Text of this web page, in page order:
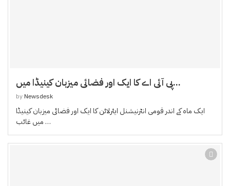
پی آئی اے کا ایک اور فضائی میزبان کینیڈا میں...
by Newsdesk
ایک ماہ کے اندر قومی انٹرنیشنل ایئرلائن کا ایک اور فضائی میزبان کینیڈا
میں غائب …